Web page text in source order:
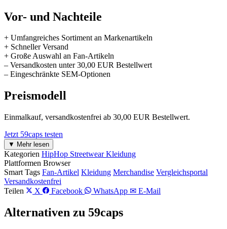
Vor- und Nachteile
+ Umfangreiches Sortiment an Markenartikeln
+ Schneller Versand
+ Große Auswahl an Fan-Artikeln
– Versandkosten unter 30,00 EUR Bestellwert
– Eingeschränkte SEM-Optionen
Preismodell
Einmalkauf, versandkostenfrei ab 30,00 EUR Bestellwert.
Jetzt 59caps testen
▼ Mehr lesen
Kategorien HipHop Streetwear Kleidung
Plattformen Browser
Smart Tags Fan-Artikel Kleidung Merchandise Vergleichsportal
Versandkostenfrei
Teilen
X Facebook WhatsApp ✉ E-Mail
Alternativen zu 59caps